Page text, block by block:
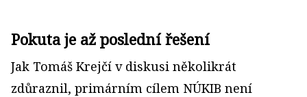
Pokuta je až poslední řešení
Jak Tomáš Krejčí v diskusi několikrát
zdůraznil, primárním cílem NÚKIB není